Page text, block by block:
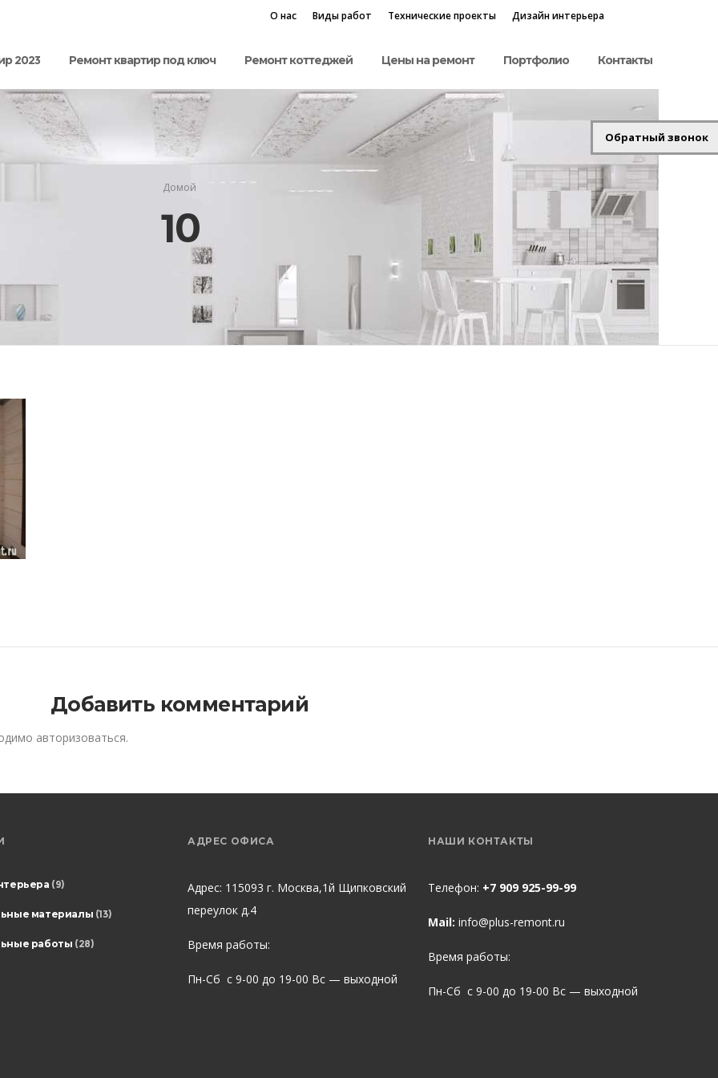
О нас Виды работ Технические проекты Дизайн интерьера
2023 Ремонт квартир под ключ Ремонт коттеджей Цены на ремонт Портфолио Контакты
Домой
10
Добавить комментарий
авторизоваться.
(9)
материалы (13)
работы (28)
АДРЕС ОФИСА
Адрес: 115093 г. Москва,1й Щипковский
переулок д.4
Время работы:
Пн-Сб с 9-00 до 19-00 Вс — выходной
НАШИ КОНТАКТЫ
Телефон: +7 909 925-99-99
Mail: info@plus-remont.ru
Время работы:
Пн-Сб с 9-00 до 19-00 Вс — выходной
Обратный звонок